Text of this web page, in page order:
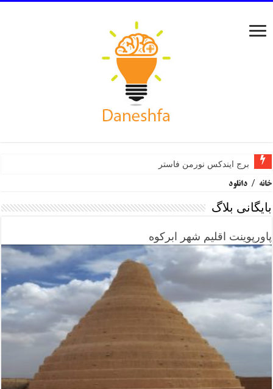
برج ایندکس نورمن فاستر
خانه / دانلود
بایگانی بلاگ
پاورپوینت اقلیم شهر ابرکوه